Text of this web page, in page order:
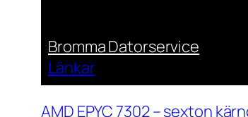
Bromma Datorservice
Länkar
AMD EPYC 7302 – sexton